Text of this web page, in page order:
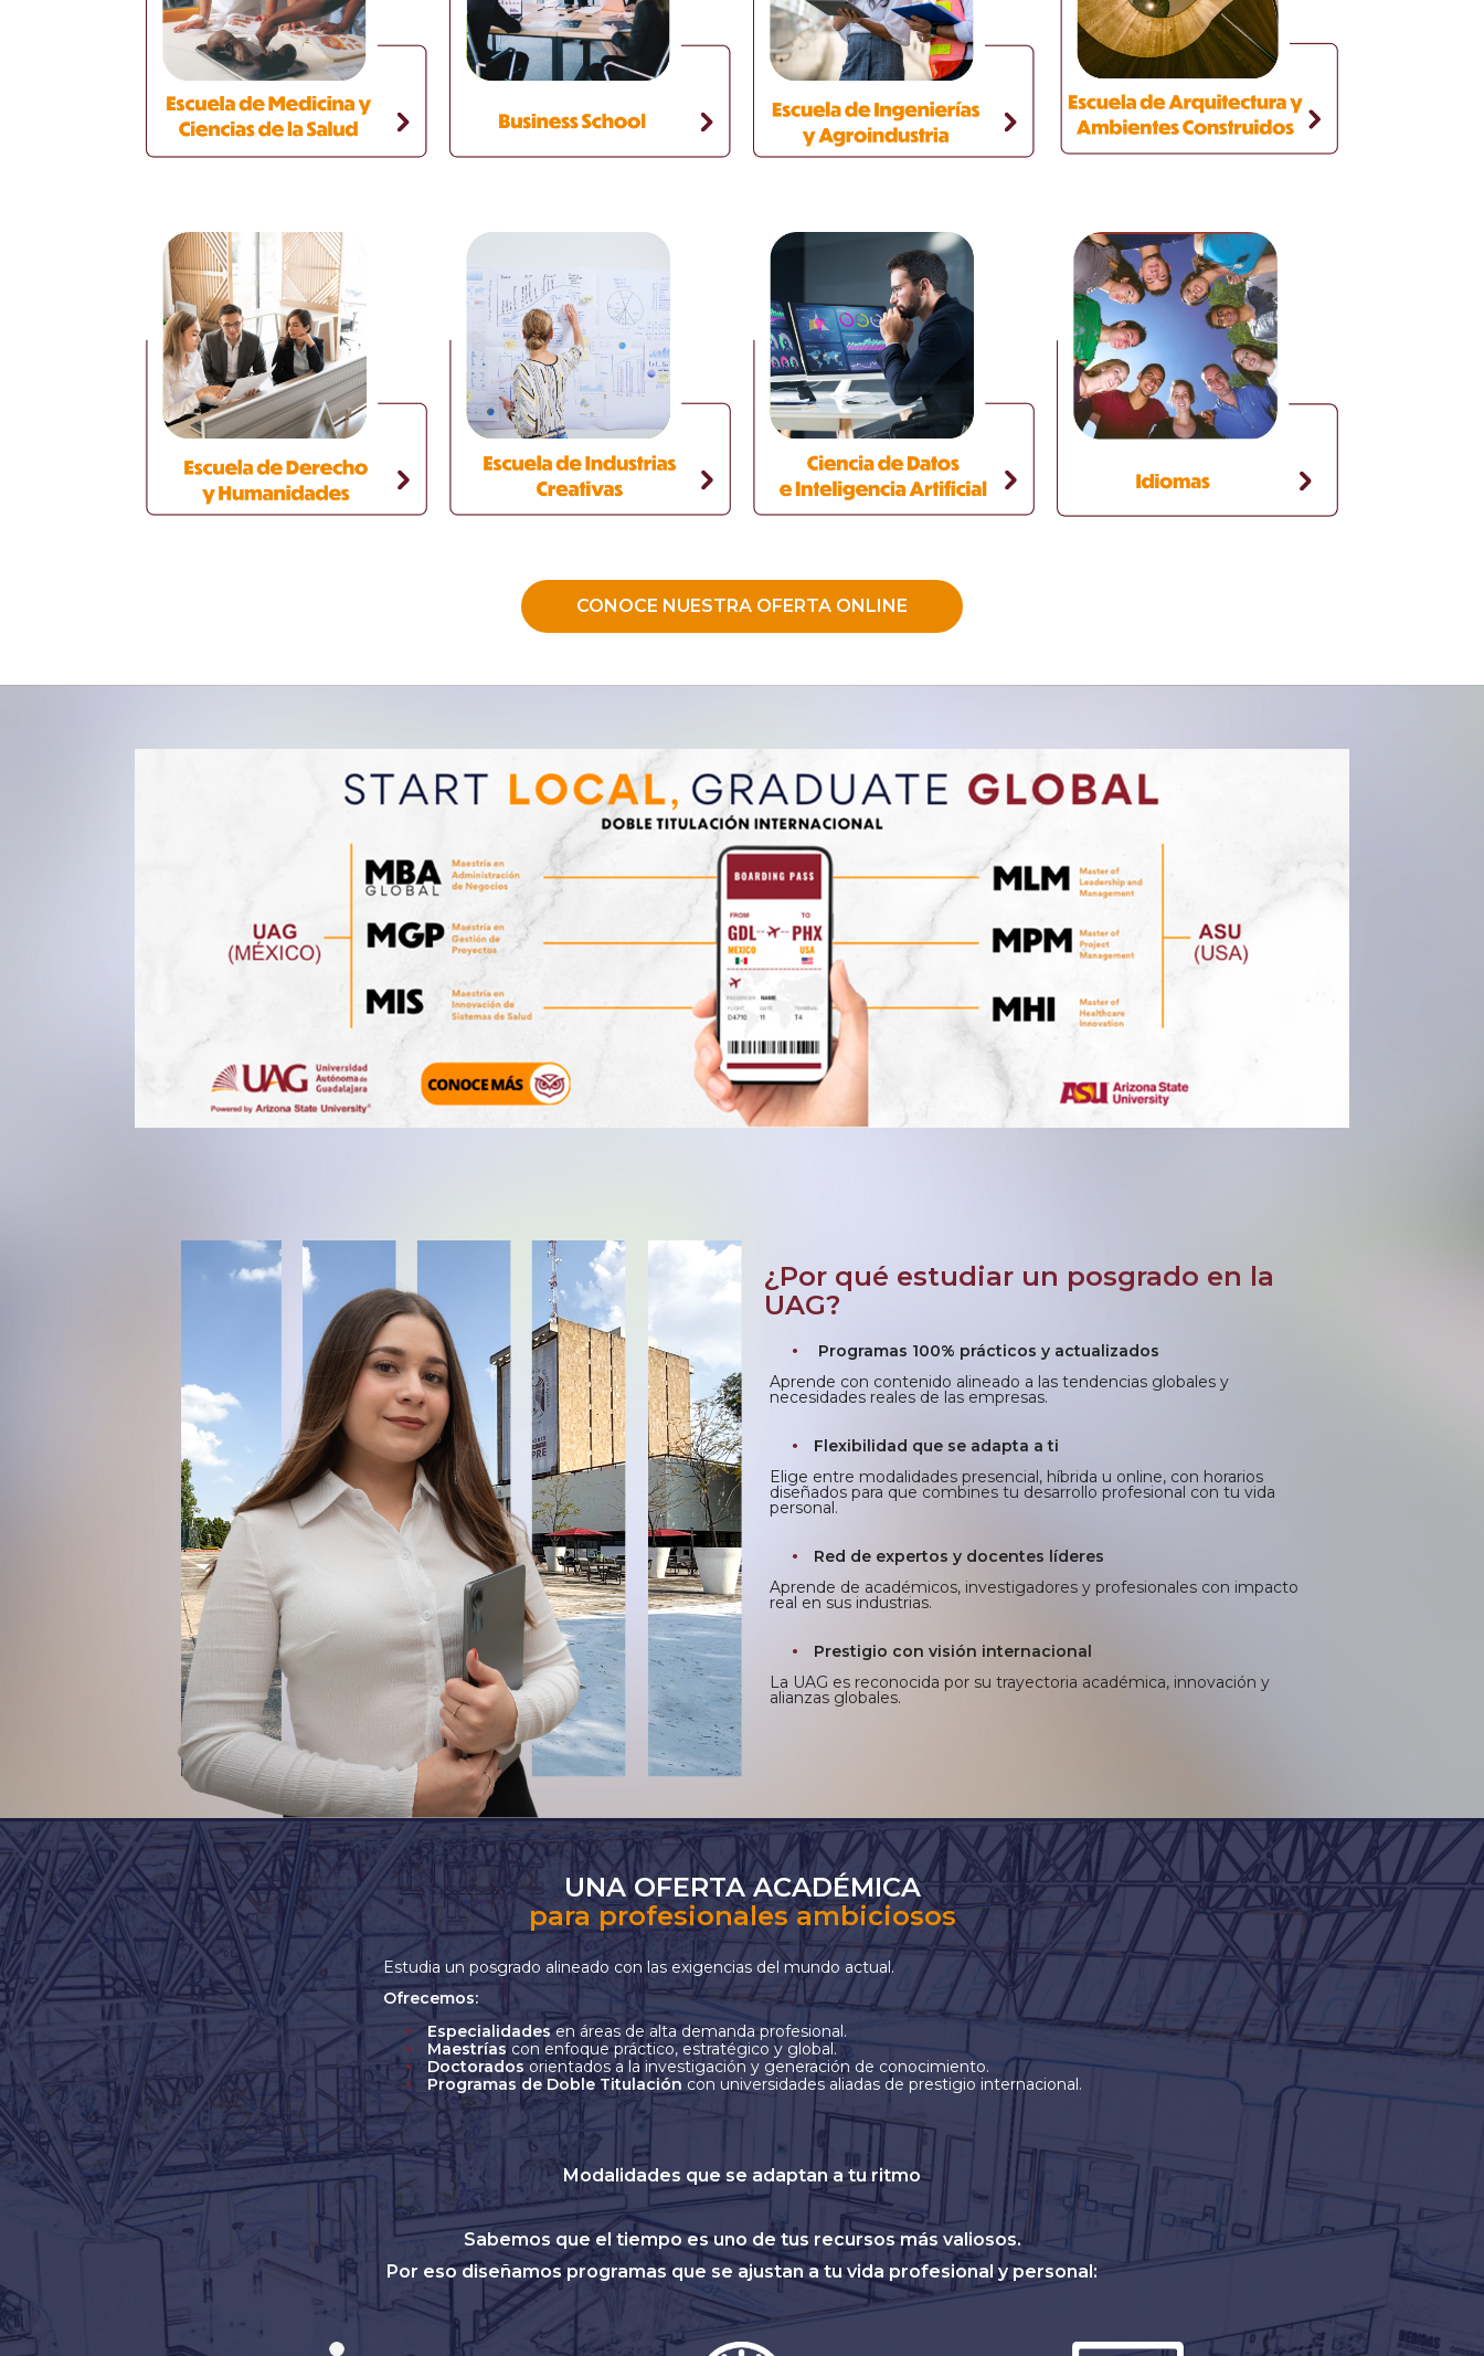
CONOCE NUESTRA OFERTA ONLINE
¿Por qué estudiar un posgrado en la
UAG?
Programas 100% prácticos y actualizados
Aprende con contenido alineado a las tendencias globales y
necesidades reales de las empresas.
Flexibilidad que se adapta a ti
Elige entre modalidades presencial, híbrida u online, con horarios
diseñados para que combines tu desarrollo profesional con tu vida
personal.
Red de expertos y docentes líderes
Aprende de académicos, investigadores y profesionales con impacto
real en sus industrias.
Prestigio con visión internacional
La UAG es reconocida por su trayectoria académica, innovación y
alianzas globales.
UNA OFERTA ACADÉMICA
para profesionales ambiciosos
Estudia un posgrado alineado con las exigencias del mundo actual.
Ofrecemos:
Especialidadesen áreas de alta demanda profesional.
Maestrías con enfoque práctico, estratégico y global.
Doctoradosorientados a la investigación y generación de conocimiento.
Programas de Doble Titulación con universidades aliadas de prestigio internacional.
Modalidades que se adaptan a tu ritmo
Sabemos que el tiempo es uno de tus recursos más valiosos.
Por eso diseñamos programas que se ajustan a tu vida profesional y personal: